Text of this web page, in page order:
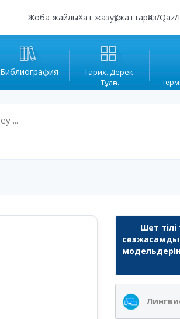
Жоба жайлыХат жазуҚұжаттарҚаз/Qaz/
Библиография
Тарих. Дерек.
Тұлға.
Шет тілі